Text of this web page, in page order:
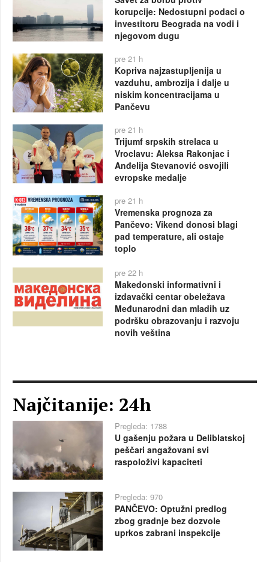
korupcije: Nedostupni podaci o
investitoru Beograda na vodi i
njegovom dugu
pre 21 h
Kopriva najzastupljenija u
vazduhu, ambrozija i dalje u
niskim koncentracijama u
Pančevu
pre 21 h
Trijumf srpskih strelaca u
Vroclavu: Aleksa Rakonjac i
Anđelija Stevanović osvojili
evropske medalje
pre 21 h
Vremenska prognoza za
Pančevo: Vikend donosi blagi
pad temperature, ali ostaje
toplo
pre 22 h
Makedonski informativni i
izdavački centar obeležava
Međunarodni dan mladih uz
podršku obrazovanju i razvoju
novih veština
Najčitanije: 24h
Pregleda: 1788
U gašenju požara u Deliblatskoj
peščari angažovani svi
raspoloživi kapaciteti
Pregleda: 970
PANČEVO: Optužni predlog
zbog gradnje bez dozvole
uprkos zabrani inspekcije